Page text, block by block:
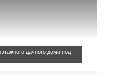
дачного дома под